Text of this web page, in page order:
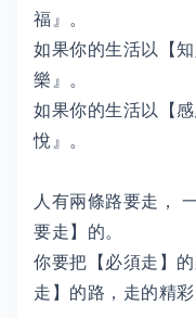
福』。
如果你的生活以【
樂』。
如果你的生活以【
悅』。
人有兩條路要走，
要走】的。
你要把【必須走】
走】的路，走的精